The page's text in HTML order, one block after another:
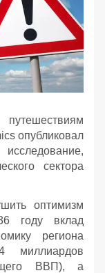
опубликовал
сектора
оптимизм
году вклад
региона
миллиардов
ВВП), а